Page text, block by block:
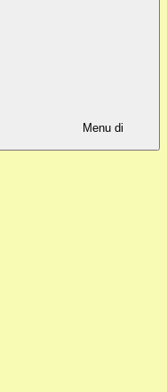
Menu di